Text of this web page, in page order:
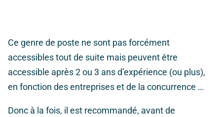
Ce genre de poste ne sont pas forcément
accessibles tout de suite mais peuvent être
accessible après 2 ou 3 ans d’expérience (ou plus),
en fonction des entreprises et de la concurrence …
Donc à la fois, il est recommandé, avant de